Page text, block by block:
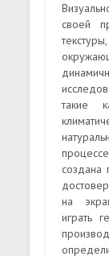
своей
такие
создана
на
играть